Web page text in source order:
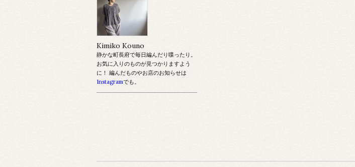
Kimiko Kouno
静かな町長府で毎日編んだり喋ったり。
お気に入りのものが見つかりますよう
に！ 編んだものやお店のお知らせは
Instagramでも。